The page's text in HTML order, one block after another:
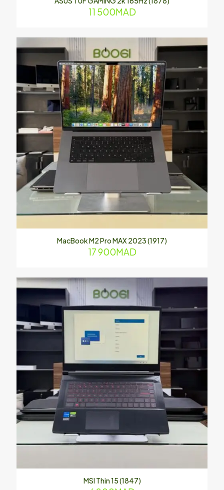
Enregistrer mon nom, mon e-mail et mon site dans le
navigateur pour mon prochain commentaire.
11 500MAD
MacBook M2 Pro MAX 2023 (1917)
17 900MAD
MSI Thin 15 (1847)